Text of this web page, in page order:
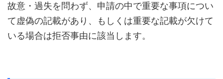
故意・過失を問わず、申請の中で重要な事項につい
て虚偽の記載があり、もしくは重要な記載が欠けて
いる場合は拒否事由に該当します。